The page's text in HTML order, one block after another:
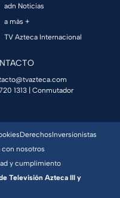
adn Noticias
a más +
TV Azteca Internacional
1313 | Conmutador
DerechosInversionistas
con nosotros
y cumplimiento
Televisión Azteca III y